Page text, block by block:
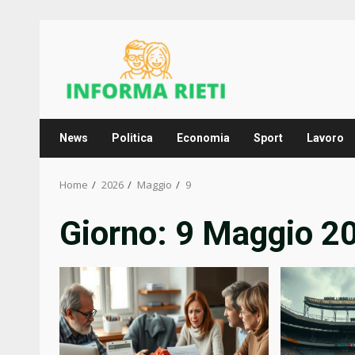
News Politica Economia Sport Lavoro
Home 2026 Maggio 9
Giorno: 9 Maggio